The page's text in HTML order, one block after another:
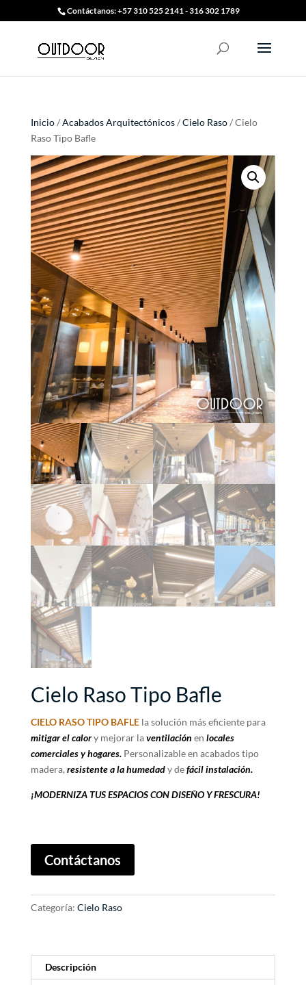
Contáctanos: +57 310 525 2141 - 316 302 1789
Inicio/Acabados Arquitectónicos/Cielo Raso/ Cielo
Raso Tipo Bafle
Cielo Raso Tipo Bafle
CIELO RASO TIPO BAFLEla solución más eficiente para
mitigar el calory mejorar laventilación en locales
comerciales y hogares.Personalizable en acabados tipo
madera, resistente a la humedady defácil instalación.
¡MODERNIZA TUS ESPACIOS CON DISEÑO Y FRESCURA!
Contáctanos
e
i
Categoría: Cielo Raso
Descripción